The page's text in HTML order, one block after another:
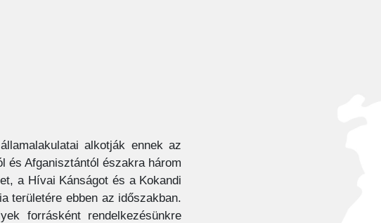
alkotják ennek az
és Afganisztántól északra három
a Hívai Kánságot és a Kokandi
területére ebben az időszakban.
forrásként rendelkezésünkre